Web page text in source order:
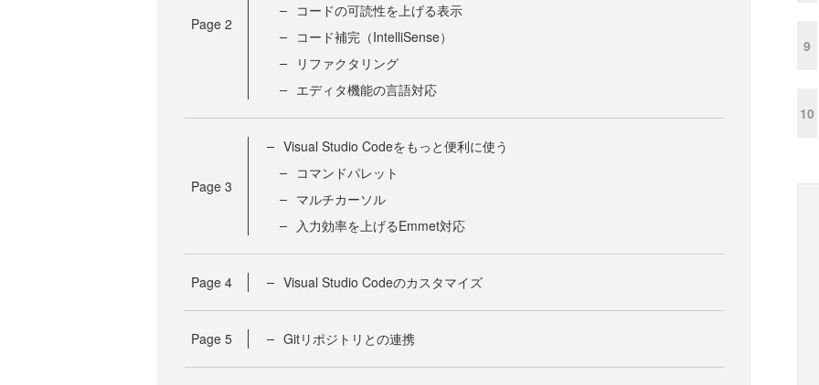
Page 2
コードの可読性を上げる表示
コード補完（IntelliSense）
リファクタリング
エディタ機能の言語対応
Page 3
Visual Studio Codeをもっと便利に使う
コマンドパレット
マルチカーソル
入力効率を上げるEmmet対応
Page 4 Visual Studio Codeのカスタマイズ
Page 5 Gitリポジトリとの連携
9
10